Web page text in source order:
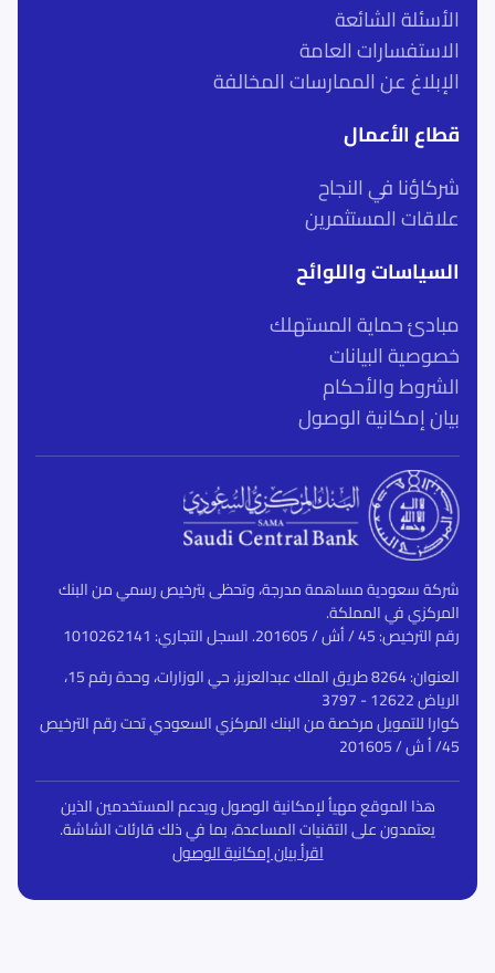
الأسئلة الشائعة
الاستفسارات العامة
الإبلاغ عن الممارسات المخالفة
قطاع الأعمال
شركاؤنا في النجاح
علاقات المستثمرين
السياسات واللوائح
مبادئ حماية المستهلك
خصوصية البيانات
الشروط والأحكام
بيان إمكانية الوصول
شركة سعودية مساهمة مدرجة، وتحظى بترخيص رسمي من البنك
المركزي في المملكة.
رقم الترخيص: 45 / أش / 201605. السجل التجاري: 1010262141
العنوان: 8264 طريق الملك عبدالعزيز، حي الوزارات، وحدة رقم 15،
الرياض 12622 - 3797
كوارا للتمويل مرخصة من البنك المركزي السعودي تحت رقم الترخيص
45/ أ ش / 201605
هذا الموقع مهيأ لإمكانية الوصول ويدعم المستخدمين الذين
يعتمدون على التقنيات المساعدة، بما في ذلك قارئات الشاشة.
اقرأ بيان إمكانية الوصول